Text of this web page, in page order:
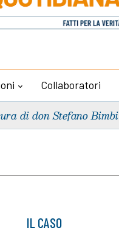
Collaboratori
di don Stefano Bimbi
IL CASO